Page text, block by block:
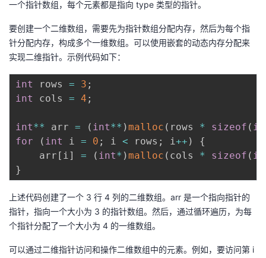
注
开
发
学
堂
的
课
我
的
我
的
Programs
我
的
持
我
技
术
的
云
一个指针数组，每个元素都是指向 type 类型的指针。
要创建一个二维数组，需要先为指针数组分配内存，然后为每个指
针分配内存，构成多个一维数组。可以使用嵌套的动态内存分配来
实现二维指针。示例代码如下：
int rows = 3 ;
int
cols = 4 ;
int** arr = ( int** )malloc ( rows * sizeof (
for
( int i = 0 ; i < rows ; i++ )
{
    arr
[ i] = ( int* )malloc ( cols * sizeof (
}
上述代码创建了一个 3 行 4 列的二维数组。arr 是一个指向指针的
指针，指向一个大小为 3 的指针数组。然后，通过循环遍历，为每
个指针分配了一个大小为 4 的一维数组。
可以通过二维指针访问和操作二维数组中的元素。例如，要访问第 i